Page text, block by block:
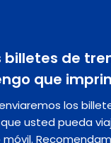
billetes de
que
los
usted pueda